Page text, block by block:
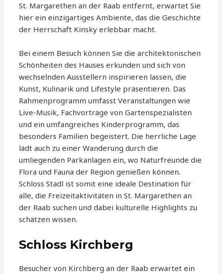
St. Margarethen an der Raab entfernt, erwartet Sie
hier ein einzigartiges Ambiente, das die Geschichte
der Herrschaft Kinsky erlebbar macht.
Bei einem Besuch können Sie die architektonischen
Schönheiten des Hauses erkunden und sich von
wechselnden Ausstellern inspirieren lassen, die
Kunst, Kulinarik und Lifestyle präsentieren. Das
Rahmenprogramm umfasst Veranstaltungen wie
Live-Musik, Fachvorträge von Gartenspezialisten
und ein umfangreiches Kinderprogramm, das
besonders Familien begeistert. Die herrliche Lage
lädt auch zu einer Wanderung durch die
umliegenden Parkanlagen ein, wo Naturfreunde die
Flora und Fauna der Region genießen können.
Schloss Stadl ist somit eine ideale Destination für
alle, die Freizeitaktivitäten in St. Margarethen an
der Raab suchen und dabei kulturelle Highlights zu
schätzen wissen.
Schloss Kirchberg
Besucher von Kirchberg an der Raab erwartet ein